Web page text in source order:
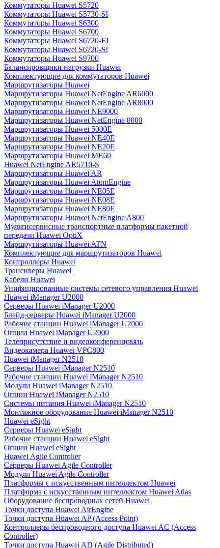
Коммутаторы Huawei S5720
Коммутаторы Huawei S5730-SI
Коммутаторы Huawei S6300
Коммутаторы Huawei S6700
Коммутаторы Huawei S6720-EI
Коммутаторы Huawei S6720-SI
Коммутаторы Huawei S9700
Балансировщики нагрузки Huawei
Комплектующие для коммутаторов Huawei
Маршрутизаторы Huawei
Маршрутизаторы Huawei NetEngine AR6000
Маршрутизаторы Huawei NetEngine AR8000
Маршрутизаторы Huawei NE9000
Маршрутизаторы Huawei NetEngine 8000
Маршрутизаторы Huawei 5000E
Маршрутизаторы Huawei NE40E
Маршрутизаторы Huawei NE20E
Маршрутизаторы Huawei ME60
Huawei NetEngine AR5710-S
Маршрутизаторы Huawei AR
Маршрутизаторы Huawei AtomEngine
Маршрутизаторы Huawei NE05E
Маршрутизаторы Huawei NE08E
Маршрутизаторы Huawei NE80E
Маршрутизаторы Huawei NetEngine A800
Мультисервисные транспортные платформы пакетной
передачи Huawei OptiX
Маршрутизаторы Huawei ATN
Комплектующие для маршрутизаторов Huawei
Контроллеры Huawei
Трансиверы Huawei
Кабели Huawei
Унифицированные системы сетевого управления Huawei
Huawei iManager U2000
Серверы Huawei iManager U2000
Блейд-серверы Huawei iManager U2000
Рабочие станции Huawei iManager U2000
Опции Huawei iManager U2000
Телеприсутствие и видеоконференцсвязь
Видеокамера Huawei VPC800
Huawei iManager N2510
Серверы Huawei iManager N2510
Рабочие станции Huawei iManager N2510
Модули Huawei iManager N2510
Опции Huawei iManager N2510
Системы питания Huawei iManager N2510
Монтажное оборудование Huawei iManager N2510
Huawei eSight
Серверы Huawei eSight
Рабочие станции Huawei eSight
Опции Huawei eSight
Huawei Agile Controller
Серверы Huawei Agile Controller
Модули Huawei Agile Controller
Платформы с искусственным интеллектом Huawei
Платформа с искусственным интеллектом Huawei Atlas
Оборудование беспроводных сетей Huawei
Точки доступа Huawei AirEngine
Точки доступа Huawei AP (Access Point)
Контроллеры беспроводного доступа Huawei AC (Access
Controller)
Точки доступа Huawei AD (Agile Distributed)